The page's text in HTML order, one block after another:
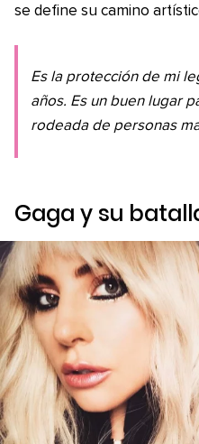
se define su camino
Es la protección de mi
años. Es un buen lugar
rodeada de personas
Gaga y su